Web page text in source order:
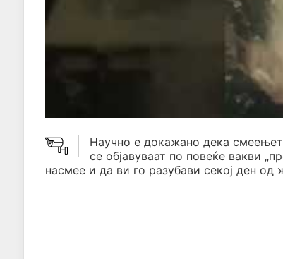
Научно е докажано дека
се објавуваат по повеќе вакви
насмее и да ви го разубави секој ден од